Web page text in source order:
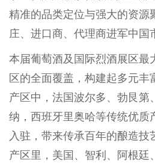
精准的品类定位与强大的资源
庄、进口商、代理商进军中国
本届葡萄酒及国际烈酒展区最
区的全面覆盖，构建起多元丰
产区中，法国波尔多、勃艮第
纳，西班牙里奥哈等传统优质
入驻，带来传承百年的酿造技
产区里，美国、智利、阿根廷